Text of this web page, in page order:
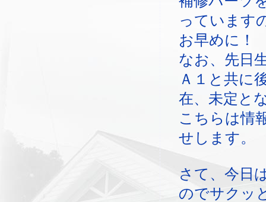
っています
お早めに！
なお、先日
Ａ１と共に
在、未定と
こちらは情
せします。
さて、今日
のでサクッ